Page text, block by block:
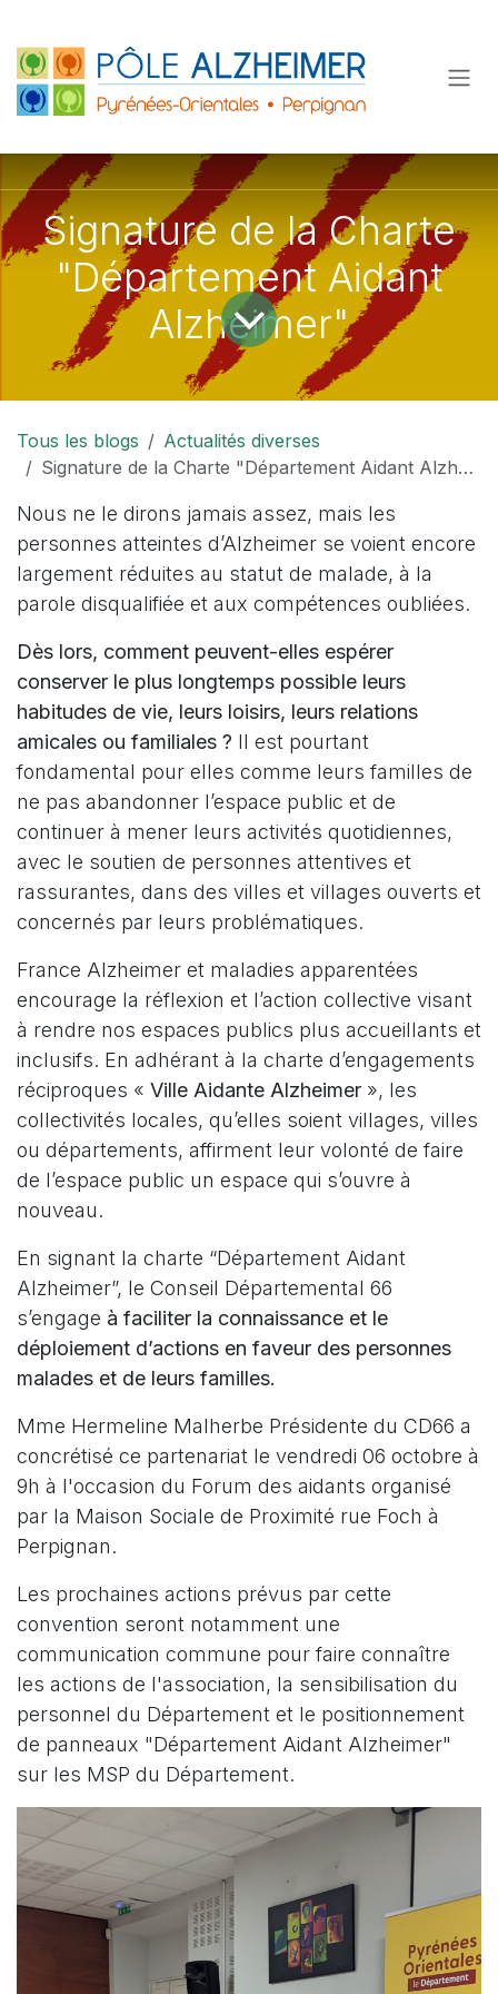
Signature de la Charte
"Département Aidant
Alzheimer"
Tous les blogs
Actualités diverses
Signature de la Charte "Département Aidant Alzheimer"
Nous ne le dirons jamais assez, mais les
personnes atteintes d’Alzheimer se voient encore
largement réduites au statut de malade, à la
parole disqualifiée et aux compétences oubliées.
Dès lors, comment peuvent-elles espérer
conserver le plus longtemps possible leurs
habitudes de vie, leurs loisirs, leurs relations
amicales ou familiales ? Il est pourtant
fondamental pour elles comme leurs familles de
ne pas abandonner l’espace public et de
continuer à mener leurs activités quotidiennes,
avec le soutien de personnes attentives et
rassurantes, dans des villes et villages ouverts et
concernés par leurs problématiques.
France Alzheimer et maladies apparentées
encourage la réflexion et l’action collective visant
à rendre nos espaces publics plus accueillants et
inclusifs. En adhérant à la charte d’engagements
réciproques « Ville Aidante Alzheimer », les
collectivités locales, qu’elles soient villages, villes
ou départements, affirment leur volonté de faire
de l’espace public un espace qui s’ouvre à
nouveau.
En signant la charte “Département Aidant
Alzheimer”, le Conseil Départemental 66
s’engage à faciliter la connaissance et le
déploiement d’actions en faveur des personnes
malades et de leurs familles.
Mme Hermeline Malherbe Présidente du CD66 a
concrétisé ce partenariat le vendredi 06 octobre à
9h à l'occasion du Forum des aidants organisé
par la Maison Sociale de Proximité rue Foch à
Perpignan.
Les prochaines actions prévus par cette
convention seront notamment une
communication commune pour faire connaître
les actions de l'association, la sensibilisation du
personnel du Département et le positionnement
de panneaux "Département Aidant Alzheimer"
sur les MSP du Département.